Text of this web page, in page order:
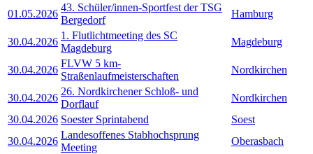
01.05.2026
43. Schüler/innen-Sportfest der TSG
Bergedorf
Hamburg
30.04.2026
1. Flutlichtmeeting des SC
Magdeburg
Magdeburg
30.04.2026
FLVW 5 km-
Straßenlaufmeisterschaften
Nordkirchen
30.04.2026
26. Nordkirchener Schloß- und
Dorflauf
Nordkirchen
30.04.2026 Soester Sprintabend
Soest
30.04.2026
Landesoffenes Stabhochsprung
Meeting
Oberasbach